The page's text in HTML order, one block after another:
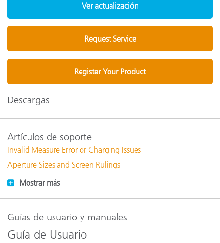
Ver actualización
Request Service
Register Your Product
Descargas
Artículos de soporte
Invalid Measure Error or Charging Issues
Aperture Sizes and Screen Rulings
Mostrar más
Guías de usuario y manuales
Guía de Usuario